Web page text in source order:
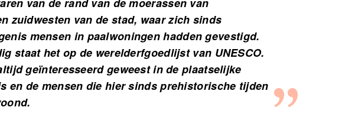
zuidwesten van de stad, waar zich sinds
mensen in paalwoningen hadden gevestigd.
staat het op de werelderfgoedlijst van UNESCO.
geïnteresseerd geweest in de plaatselijke
en de mensen die hier sinds prehistorische tijden